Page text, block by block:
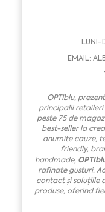
LUNI-
EMAIL:
OPTIblu,
principalii
peste 75 de
best-seller la crea
anumite cauze,
friendly,
handmade,
rafinate gusturi.
contactși soluțiile
produse, oferind